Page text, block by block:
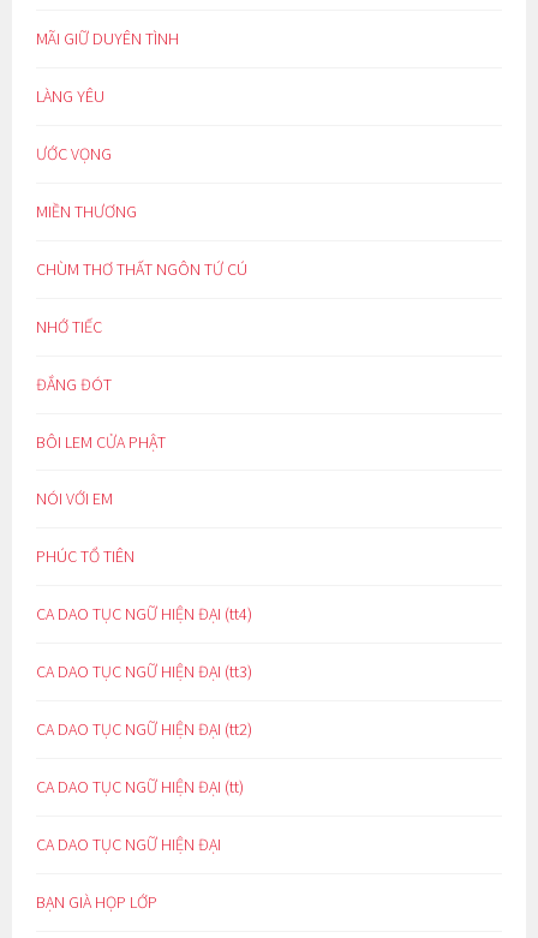
MÃI GIỮ DUYÊN TÌNH
LÀNG YÊU
ƯỚC VỌNG
MIỀN THƯƠNG
CHÙM THƠ THẤT NGÔN TỨ CÚ
NHỚ TIẾC
ĐẮNG ĐÓT
BÔI LEM CỬA PHẬT
NÓI VỚI EM
PHÚC TỔ TIÊN
CA DAO TỤC NGỮ HIỆN ĐẠI (tt4)
CA DAO TỤC NGỮ HIỆN ĐẠI (tt3)
CA DAO TỤC NGỮ HIỆN ĐẠI (tt2)
CA DAO TỤC NGỮ HIỆN ĐẠI (tt)
CA DAO TỤC NGỮ HIỆN ĐẠI
BẠN GIÀ HỌP LỚP